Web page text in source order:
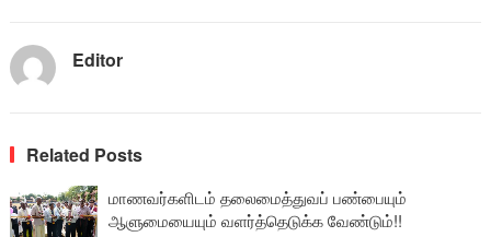
Editor
Related Posts
மாணவர்களிடம் தலைமைத்துவப் பண்பையும்
ஆளுமையையும் வளர்த்தெடுக்க வேண்டும்!!